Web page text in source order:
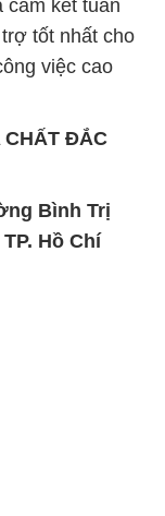
cam kết tuân
tốt nhất cho
việc cao
CHẤT ĐẮC
Bình Trị
Hồ Chí